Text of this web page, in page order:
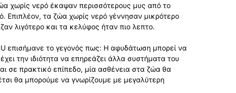
χωρίς νερό έκαψαν περισσότερους μυς από το
Επιπλέον, τα ζώα χωρίς νερό γέννησαν μικρότερο
λιγότερο και τα κελύφος ήταν πιο λεπτο.
επισήμανε το γεγονός πως: Η αφυδάτωση μπορεί να
την ιδιότητα να επηρεάζει άλλα συστήματα του
πρακτικό επίπεδο, μία ασθένεια στα ζώα θα
θα μπορούμε να γνωρίζουμε με μεγαλύτερη